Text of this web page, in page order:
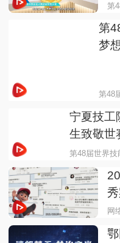
第
第
梦
第48
宁夏技工
生致敬世
第48届世界技
网